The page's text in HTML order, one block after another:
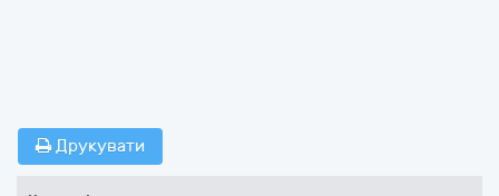
Друкувати